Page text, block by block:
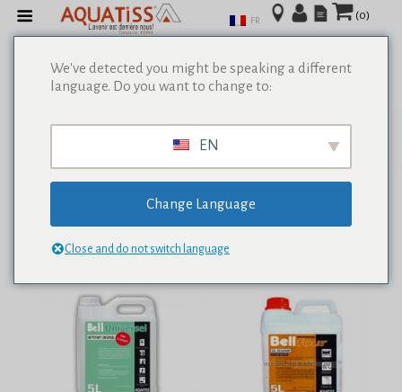
(0)
FR
We've detected you might be speaking a different
language. Do you want to change to:
EN
Change Language
Close and do not switch language